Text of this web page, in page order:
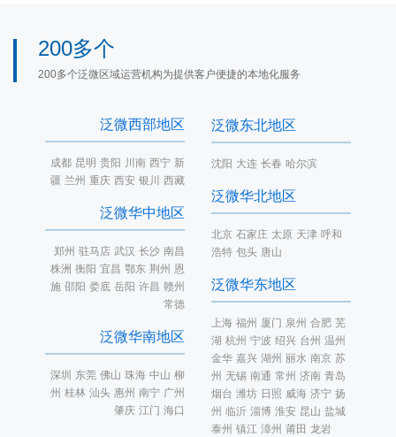
200多个
200多个泛微区域运营机构为提供客户便捷的本地化服务
泛微西部地区
成都 昆明 贵阳 川南 西宁 新
疆 兰州 重庆 西安 银川 西藏
泛微华中地区
郑州 驻马店 武汉 长沙 南昌
株洲 衡阳 宜昌 鄂东 荆州 恩
施 邵阳 娄底 岳阳 许昌 赣州
常德
泛微华南地区
深圳 东莞 佛山 珠海 中山 柳
州 桂林 汕头 惠州 南宁 广州
肇庆 江门 海口
泛微东北地区
沈阳 大连 长春 哈尔滨
泛微华北地区
北京 石家庄 太原 天津 呼和
浩特 包头 唐山
泛微华东地区
上海 福州 厦门 泉州 合肥 芜
湖 杭州 宁波 绍兴 台州 温州
金华 嘉兴 湖州 丽水 南京 苏
州 无锡 南通 常州 济南 青岛
烟台 潍坊 日照 威海 济宁 扬
州 临沂 淄博 淮安 昆山 盐城
泰州 镇江 漳州 莆田 龙岩